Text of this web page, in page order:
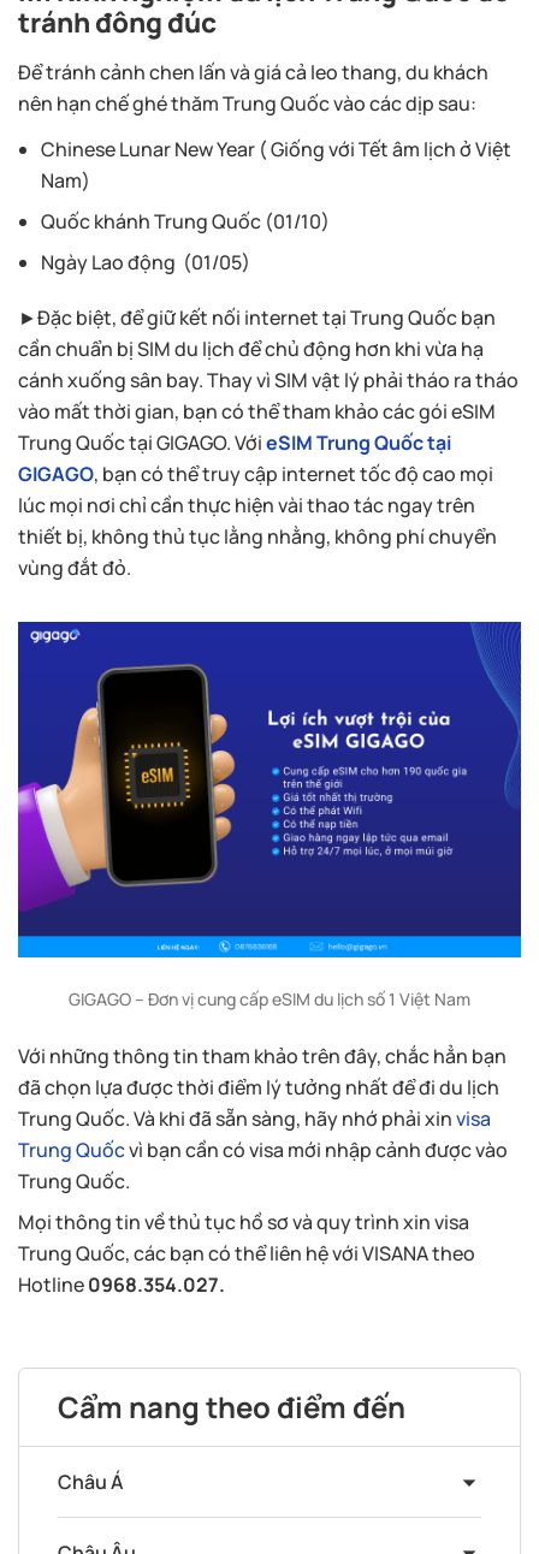
tránh đông đúc
Để tránh cảnh chen lấn và giá cả leo thang, du khách
nên hạn chế ghé thăm Trung Quốc vào các dịp sau:
Chinese Lunar New Year ( Giống với Tết âm lịch ở Việt
Nam)
Quốc khánh Trung Quốc (01/10)
Ngày Lao động (01/05)
►Đặc biệt, để giữ kết nối internet tại Trung Quốc bạn
cần chuẩn bị SIM du lịch để chủ động hơn khi vừa hạ
cánh xuống sân bay. Thay vì SIM vật lý phải tháo ra tháo
vào mất thời gian, bạn có thể tham khảo các gói eSIM
Trung Quốc tại GIGAGO. VớieSIM Trung Quốc tại
GIGAGO, bạn có thể truy cập internet tốc độ cao mọi
lúc mọi nơi chỉ cần thực hiện vài thao tác ngay trên
thiết bị, không thủ tục lằng nhằng, không phí chuyển
vùng đắt đỏ.
GIGAGO – Đơn vị cung cấp eSIM du lịch số 1 Việt Nam
Với những thông tin tham khảo trên đây, chắc hẳn bạn
đã chọn lựa được thời điểm lý tưởng nhất để đi du lịch
Trung Quốc. Và khi đã sẵn sàng, hãy nhớ phải xinvisa
Trung Quốcvì bạn cần có visa mới nhập cảnh được vào
Trung Quốc.
Mọi thông tin về thủ tục hồ sơ và quy trình xin visa
Trung Quốc, các bạn có thể liên hệ với VISANA theo
Hotline0968.354.027.
Cẩm nang theo điểm đến
Châu Á